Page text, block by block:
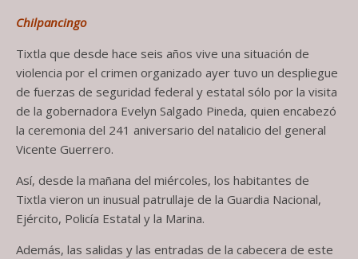
Chilpancingo
Tixtla que desde hace seis años vive una situación de
violencia por el crimen organizado ayer tuvo un despliegue
de fuerzas de seguridad federal y estatal sólo por la visita
de la gobernadora Evelyn Salgado Pineda, quien encabezó
la ceremonia del 241 aniversario del natalicio del general
Vicente Guerrero.
Así, desde la mañana del miércoles, los habitantes de
Tixtla vieron un inusual patrullaje de la Guardia Nacional,
Ejército, Policía Estatal y la Marina.
Además, las salidas y las entradas de la cabecera de este